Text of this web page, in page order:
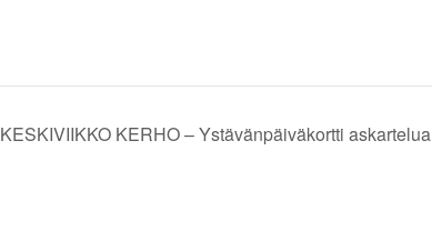
KESKIVIIKKO KERHO – Ystävänpäiväkortti askartelua